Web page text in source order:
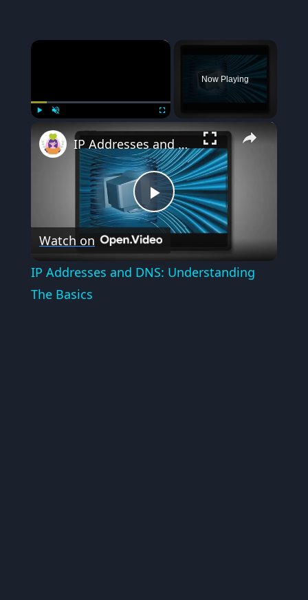
×
Now Playing
×
Play
Video
IP Addresses and DNS: Understanding The Basics
Watch on
IP Addresses and DNS: Understanding
The Basics